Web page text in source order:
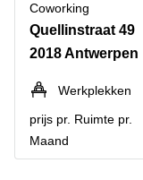
Coworking
Quellinstraat 49
2018 Antwerpen
Werkplekken
prijs pr. Ruimte pr.
Maand